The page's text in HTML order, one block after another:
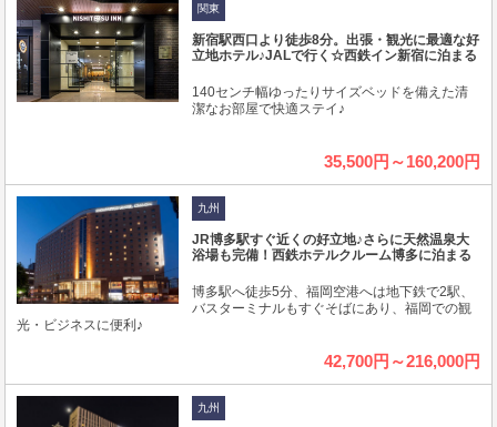
関東
新宿駅西口より徒歩8分。出張・観光に最適な好
立地ホテル♪JALで行く☆西鉄イン新宿に泊まる
140センチ幅ゆったりサイズベッドを備えた清
潔なお部屋で快適ステイ♪
35,500円～160,200円
九州
JR博多駅すぐ近くの好立地♪さらに天然温泉大
浴場も完備！西鉄ホテルクルーム博多に泊まる
博多駅へ徒歩5分、福岡空港へは地下鉄で2駅、
バスターミナルもすぐそばにあり、福岡での観
光・ビジネスに便利♪
42,700円～216,000円
九州